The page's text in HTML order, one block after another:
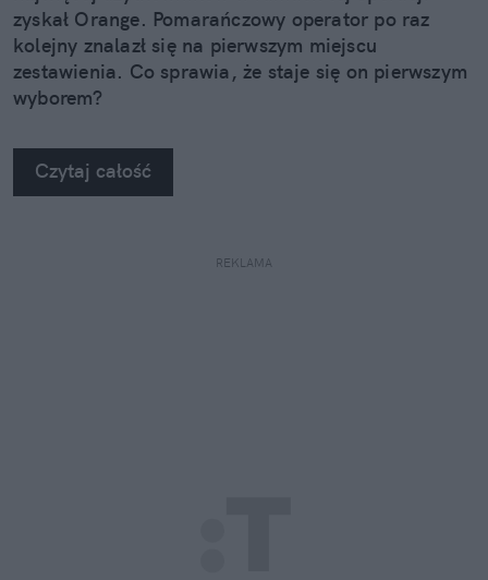
czyta się jak dobrą książkę.
zyskał Orange. Pomarańczowy operator po raz
kolejny znalazł się na pierwszym miejscu
zestawienia. Co sprawia, że staje się on pierwszym
wyborem?
Czytaj całość
REKLAMA